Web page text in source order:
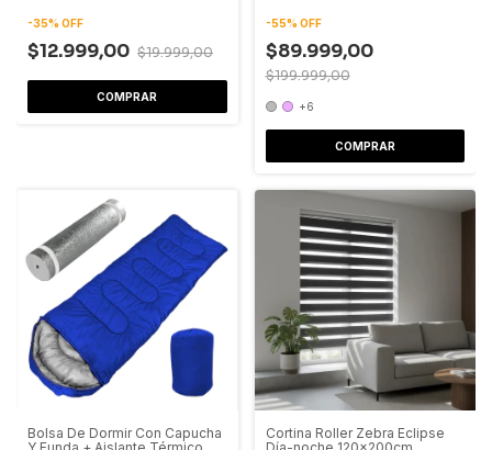
-35% OFF
$12.999,00 $19.999,00
COMPRAR
-55% OFF
$89.999,00
$199.999,00
+6
COMPRAR
Bolsa De Dormir Con Capucha
Cortina Roller Zebra Eclipse